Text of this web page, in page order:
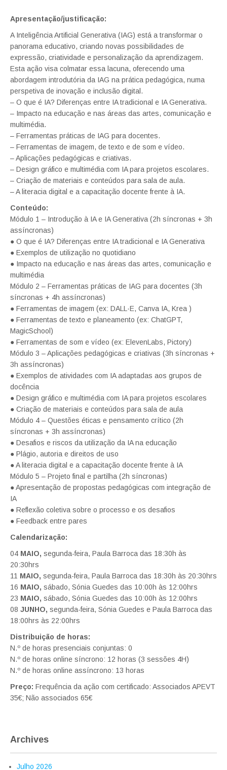
Apresentação/justificação:
A Inteligência Artificial Generativa (IAG) está a transformar o
panorama educativo, criando novas possibilidades de
expressão, criatividade e personalização da aprendizagem.
Esta ação visa colmatar essa lacuna, oferecendo uma
abordagem introdutória da IAG na prática pedagógica, numa
perspetiva de inovação e inclusão digital.
– O que é IA? Diferenças entre IA tradicional e IA Generativa.
– Impacto na educação e nas áreas das artes, comunicação e
multimédia.
– Ferramentas práticas de IAG para docentes.
– Ferramentas de imagem, de texto e de som e vídeo.
– Aplicações pedagógicas e criativas.
– Design gráfico e multimédia com IA para projetos escolares.
– Criação de materiais e conteúdos para sala de aula.
– A literacia digital e a capacitação docente frente à IA.
Conteúdo:
Módulo 1 – Introdução à IA e IA Generativa (2h síncronas + 3h
assíncronas)
● O que é IA? Diferenças entre IA tradicional e IA Generativa
● Exemplos de utilização no quotidiano
● Impacto na educação e nas áreas das artes, comunicação e
multimédia
Módulo 2 – Ferramentas práticas de IAG para docentes (3h
síncronas + 4h assíncronas)
● Ferramentas de imagem (ex: DALL·E, Canva IA, Krea )
● Ferramentas de texto e planeamento (ex: ChatGPT,
MagicSchool)
● Ferramentas de som e vídeo (ex: ElevenLabs, Pictory)
Módulo 3 – Aplicações pedagógicas e criativas (3h síncronas +
3h assíncronas)
● Exemplos de atividades com IA adaptadas aos grupos de
docência
● Design gráfico e multimédia com IA para projetos escolares
● Criação de materiais e conteúdos para sala de aula
Módulo 4 – Questões éticas e pensamento crítico (2h
síncronas + 3h assíncronas)
● Desafios e riscos da utilização da IA na educação
● Plágio, autoria e direitos de uso
● A literacia digital e a capacitação docente frente à IA
Módulo 5 – Projeto final e partilha (2h síncronas)
● Apresentação de propostas pedagógicas com integração de
IA
● Reflexão coletiva sobre o processo e os desafios
● Feedback entre pares
Calendarização:
04 MAIO, segunda-feira, Paula Barroca das 18:30h às
20:30hrs
11 MAIO, segunda-feira, Paula Barroca das 18:30h às 20:30hrs
16 MAIO, sábado, Sónia Guedes das 10:00h às 12:00hrs
23 MAIO, sábado, Sónia Guedes das 10:00h às 12:00hrs
08 JUNHO, segunda-feira, Sónia Guedes e Paula Barroca das
18:00hrs às 22:00hrs
Distribuição de horas:
N.º de horas presenciais conjuntas: 0
N.º de horas online síncrono: 12 horas (3 sessões 4H)
N.º de horas online assíncrono: 13 horas
Preço: Frequência da ação com certificado: Associados APEVT
35€; Não associados 65€
Archives
Julho 2026